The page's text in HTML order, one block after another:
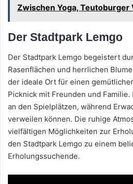
Zwischen Yoga, Teutoburger
Der Stadtpark Lemgo
Der Stadtpark Lemgo begeistert
Rasenflächen und herrlichen
der ideale Ort für einen
Picknick mit Freunden und
an den Spielplätzen, während
verweilen können. Die ruhige
vielfältigen Möglichkeiten zur
den Stadtpark Lemgo zu einem
Erholungssuchende.